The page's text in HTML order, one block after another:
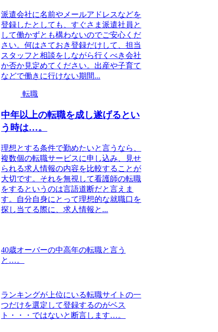
派遣会社に名前やメールアドレスなどを
登録したとしても、すぐさま派遣社員と
して働かずとも構わないのでご安心くだ
さい。何はさておき登録だけして、担当
スタッフと相談をしながら行くべき会社
か否か見定めてください。出産や子育て
などで働きに行けない期間...
転職
中年以上の転職を成し遂げるとい
う時は…。
理想とする条件で勤めたいと言うなら、
複数個の転職サービスに申し込み、見せ
られる求人情報の内容を比較することが
大切です。それを無視して看護師の転職
をするというのは言語道断だと言えま
す。自分自身にとって理想的な就職口を
探し当てる際に、求人情報と...
40歳オーバーの中高年の転職と言う
と…。
ランキングが上位にいる転職サイトの一
つだけを選定して登録するのがベス
ト・・・ではないと断言します…。